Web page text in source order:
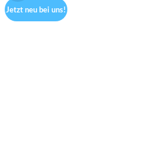
Jetzt neu bei uns!